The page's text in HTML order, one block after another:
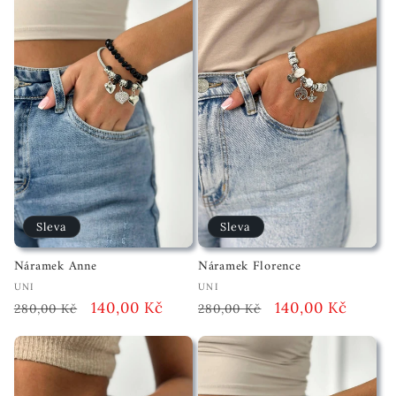
Sleva
Náramek Anne
Vendor:
UNI
Běžná
280,00 Kč
Akční
140,00 Kč
Sleva
Náramek Florence
Vendor:
UNI
Běžná
280,00 Kč
Akční
140,00 Kč